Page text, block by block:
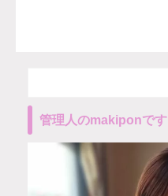
管理人のmakiponです